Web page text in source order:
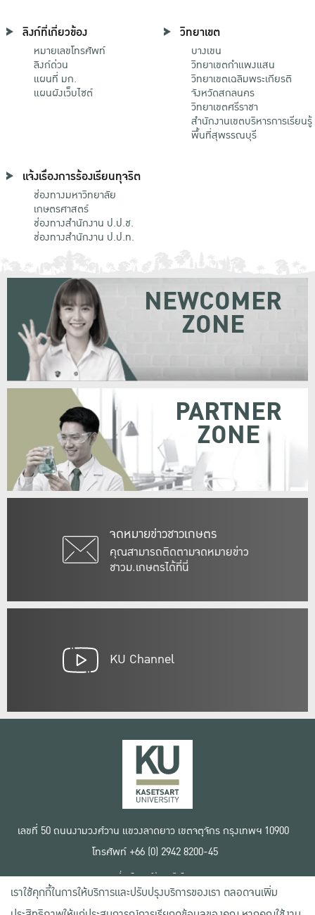
ลิงก์ที่เกี่ยวข้อง
หมายเลขโทรศัพท์
ลิงก์ด่วน
แผนที่ มก.
แผนผังเว็บไซต์
วิทยาเขต
บางเขน
วิทยาเขตกําแพงแสน
วิทยาเขตเฉลิมพระเกียรติ
จังหวัดสกลนคร
วิทยาเขตศรีราชา
สำนักงานเขตบริหารการเรียนรู้
พื้นที่สุพรรณบุรี
แจ้งเรื่องการร้องเรียนทุจริต
ช่องทางมหาวิทยาลัย
เกษตรศาสตร์
ช่องทางสำนักงาน ป.ป.ช.
ช่องทางสำนักงาน ป.ป.ท.
จดหมายข่าวชาวเกษตร
คุณสามารถติดตามจดหมายข่าว
ชาวม.เกษตรได้ที่นี่
NEWCOMER
ZONE
PARTNER
ZONE
KU Channel
เลขที่ 50 ถนนงามวงศ์วาน แขวงลาดยาว เขตจตุจักร กรุงเทพฯ 10900
โทรศัพท์ +66 (0) 2942 8200-45
เงื่อนไขการใช้งานเว็บไซต์
ข้อตกลงด้านสิทธิ์ใช้งาน
นโยบายความเป็นส่วนตัว
เราใช้คุกกี้ในการให้บริการและปรับปรุงบริการของเรา ตลอดจนเพิ่ม